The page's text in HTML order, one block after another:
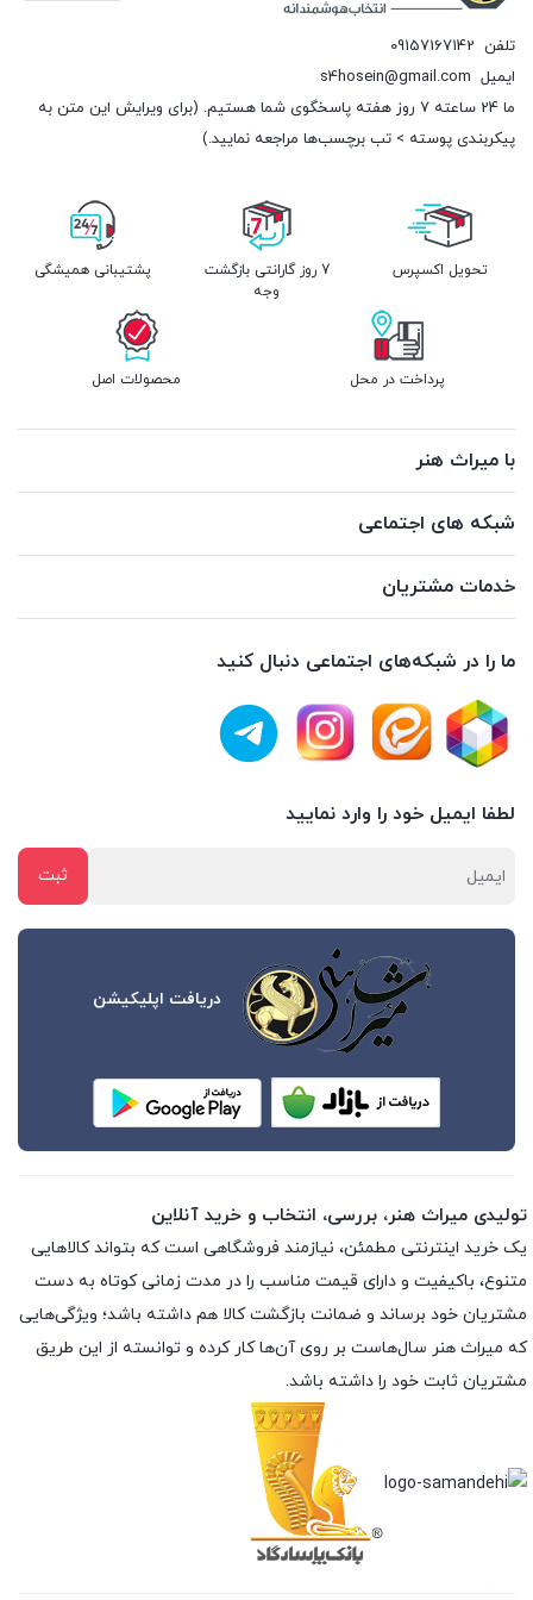
تلفن 09157167142
ایمیل s4hosein@gmail.com
ما 24 ساعته 7 روز هفته پاسخگوی شما هستیم. (برای ویرایش این متن به
پیکربندی پوسته > تب برچسب‌ها مراجعه نمایید.)
تحویل اکسپرس
7 روز گارانتی بازگشت
وجه
پشتیبانی همیشگی
پرداخت در محل محصولات اصل
با میراث هنر
شبکه های اجتماعی
خدمات مشتریان
ما را در شبکه‌های اجتماعی دنبال کنید
لطفا ایمیل خود را وارد نمایید
دریافت اپلیکیشن
تولیدی میراث هنر، بررسی، انتخاب و خرید آنلاین
یک خرید اینترنتی مطمئن، نیازمند فروشگاهی است که بتواند کالاهایی
متنوع، باکیفیت و دارای قیمت مناسب را در مدت زمانی کوتاه به دست
مشتریان خود برساند و ضمانت بازگشت کالا هم داشته باشد؛ ویژگی‌هایی
که میراث هنر سال‌هاست بر روی آن‌ها کار کرده و توانسته از این طریق
مشتریان ثابت خود را داشته باشد.